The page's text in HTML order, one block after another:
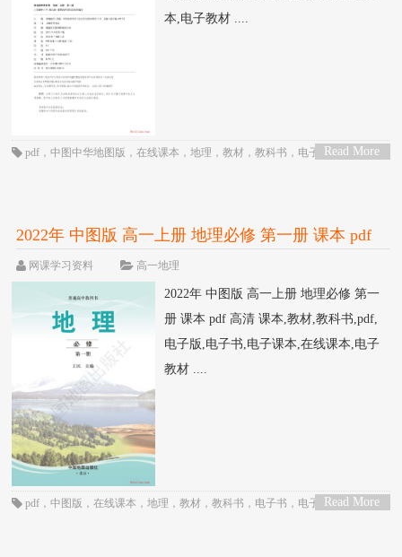
本,电子教材 ....
Read More
pdf ，中图中华地图版 ，在线课本 ，地理 ，教材 ，教科书 ， 电子书，电子教
2022年 中图版 高一上册 地理必修 第一册 课本 pdf
高清
网课学习资料 高一地理
2022年 中图版 高一上册 地理必修 第一
册 课本 pdf 高清 课本,教材,教科书,pdf,
电子版,电子书,电子课本,在线课本,电子
教材 ....
Read More
pdf ，中图版 ，在线课本 ，地理 ，教材 ，教科书 ， 电子书 ， 电子教材， 电子